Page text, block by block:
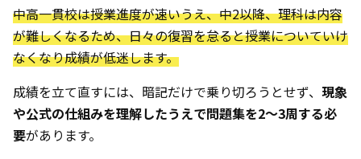
中高一貫校は授業進度が速いうえ、中2以降、理科は内容
が難しくなるため、日々の復習を怠ると授業についていけ
なくなり成績が低迷します。
成績を立て直すには、暗記だけで乗り切ろうとせず、 現象
や公式の仕組みを理解したうえで問題集を2〜3周する必
要があります。